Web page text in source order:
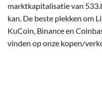
marktkapitalisatie van
kan. De beste plekken om
KuCoin, Binance en
vinden op onze kopen/